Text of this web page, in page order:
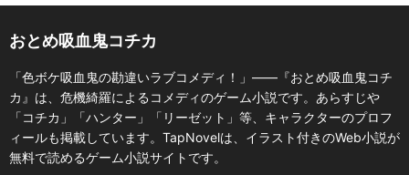
おとめ吸血鬼コチカ
「色ボケ吸血鬼の勘違いラブコメディ！」――『おとめ吸血鬼コチ
カ』は、危機綺羅によるコメディのゲーム小説です。あらすじや
「コチカ」「ハンター」「リーゼット」等、キャラクターのプロフ
ィールも掲載しています。TapNovelは、イラスト付きのWeb小説が
無料で読めるゲーム小説サイトです。